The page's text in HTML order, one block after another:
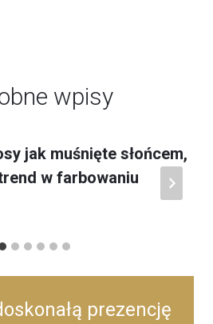
wpisy
jak muśnięte słońcem,
w farbowaniu
prezencję